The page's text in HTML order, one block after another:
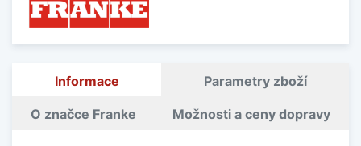
Informace Parametry zboží
O značce Franke Možnosti a ceny dopravy